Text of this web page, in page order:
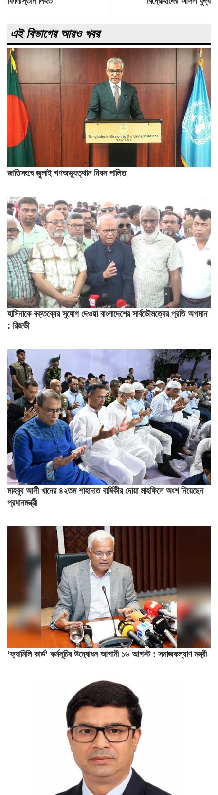
এই বিভাগের আরও খবর
জাতিসংঘে জুলাই গণঅভ্যুত্থান দিবস পালিত
হাসিনাকে বক্তব্যের সুযোগ দেওয়া বাংলাদেশের সার্বভৌমত্বের প্রতি অপমান
: রিজভী
মাহবুব আলী খানের ৪২তম শাহাদাত বার্ষিকীর দোয়া মাহফিলে অংশ নিয়েছেন
প্রধানমন্ত্রী
‘ফ্যামিলি কার্ড’ কর্মসূচির উদ্বোধন আগামী ১৬ আগস্ট : সমাজকল্যাণ মন্ত্রী